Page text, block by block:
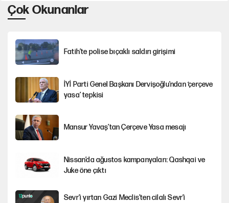
Çok Okunanlar
Fatih’te polise bıçaklı saldırı girişimi
İYİ Parti Genel Başkanı Dervişoğlu'ndan ‘çerçeve
yasa’ tepkisi
Mansur Yavaş’tan Çerçeve Yasa mesajı
Nissan’da ağustos kampanyaları: Qashqai ve
Juke öne çıktı
Sevr’i yırtan Gazi Meclis’ten cilalı Sevr’i